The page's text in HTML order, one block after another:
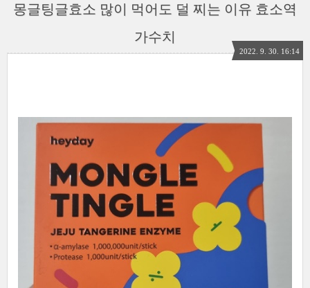
몽글팅글효소 많이 먹어도 덜 찌는 이유 효소역
가수치
2022. 9. 30. 16:14